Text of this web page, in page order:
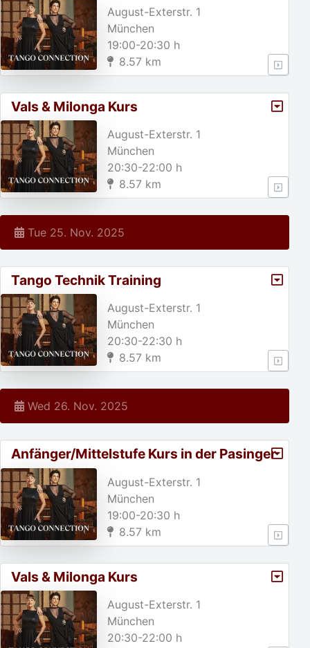
August-Exterstr. 1
München
19:00-20:30 h
8.57 km
Vals & Milonga Kurs
August-Exterstr. 1
München
20:30-22:00 h
8.57 km
Tue 25. Nov. 2025
Tango Technik Training
August-Exterstr. 1
München
20:30-22:30 h
8.57 km
Wed 26. Nov. 2025
Anfänger/Mittelstufe Kurs in der Pasinger
Fabrik
August-Exterstr. 1
München
19:00-20:30 h
8.57 km
Vals & Milonga Kurs
August-Exterstr. 1
München
20:30-22:00 h